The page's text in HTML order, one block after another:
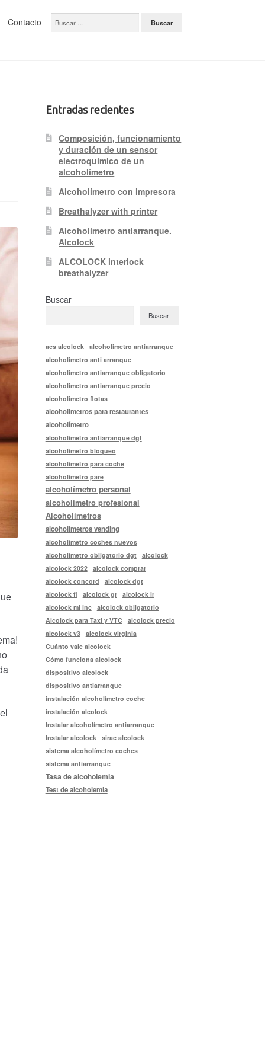
Contacto Buscar:
Entradas recientes
Composición, funcionamiento
y duración de un sensor
electroquímico de un
alcoholímetro
Alcoholímetro con impresora
Breathalyzer with printer
Alcoholímetro antiarranque.
Alcolock
ALCOLOCK interlock
breathalyzer
Buscar
Buscar
acs alcolock
alcoholimetro antiarranque
alcoholimetro anti arranque
alcoholimetro antiarranque obligatorio
alcoholimetro antiarranque precio
alcoholimetro flotas
alcoholimetros para restaurantes
alcoholímetro
alcoholímetro antiarranque dgt
alcoholímetro bloqueo
alcoholímetro para coche
alcoholímetro pare
alcoholímetro personal
alcoholímetro profesional
Alcoholímetros
alcoholímetros vending
alcoholímetro coches nuevos
alcoholímetro obligatorio dgt
alcolock
alcolock 2022
alcolock comprar
alcolock concord
alcolock dgt
alcolock fl
alcolock gr
alcolock lr
alcolock mi inc
alcolock obligatorio
Alcolock para Taxi y VTC
alcolock precio
alcolock v3
alcolock virginia
Cuánto vale alcolock
Cómo funciona alcolock
dispositivo alcolock
dispositivo antiarranque
instalación alcoholímetro coche
instalación alcolock
Instalar alcoholímetro antiarranque
Instalar alcolock
sirac alcolock
sistema alcoholímetro coches
sistema antiarranque
Tasa de alcoholemia
Test de alcoholemia